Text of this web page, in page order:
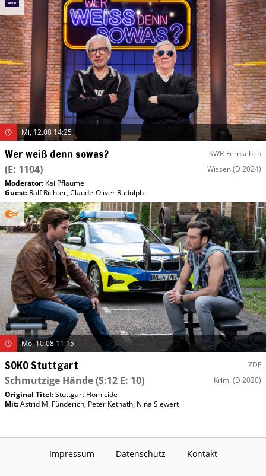
Mi, 12.08 14:25
Wer weiß denn sowas? SWR-Fernsehen
(E: 1104) Wissen(D 2024)
Moderator: Kai Pflaume
Guest: Ralf Richter,Claude-Oliver Rudolph
Mo, 10.08 11:15
SOKO Stuttgart ZDF
Schmutzige Hände(S:12 E: 10) Krimi (D 2020)
Original Titel:Stuttgart Homicide
Mit:Astrid M. Fünderich, Peter Ketnath, Nina Siewert
Impressum Datenschutz Kontakt